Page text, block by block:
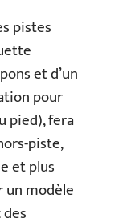
pistes
et d’un
pour
pied), fera
piste,
et plus
modèle